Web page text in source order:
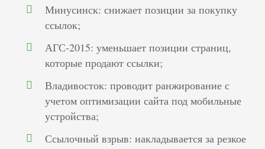
Минусинск: снижает позиции за покупку
ссылок;
АГС-2015: уменьшает позиции страниц,
которые продают ссылки;
Владивосток: проводит ранжирование с
учетом оптимизации сайта под мобильные
устройства;
Ссылочный взрыв: накладывается за резкое